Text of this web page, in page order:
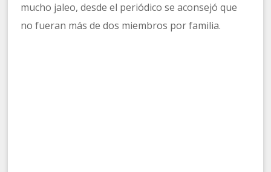
mucho jaleo, desde el periódico se aconsejó que
no fueran más de dos miembros por familia.